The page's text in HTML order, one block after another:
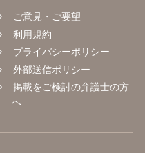
ご意見・ご要望
利用規約
プライバシーポリシー
外部送信ポリシー
掲載をご検討の弁護士の方
へ